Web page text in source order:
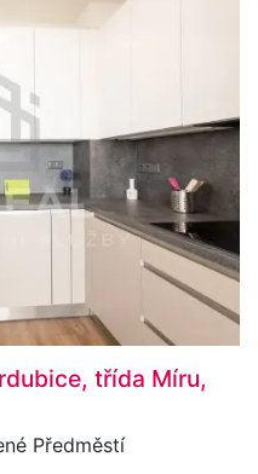
třída Míru,
Předměstí